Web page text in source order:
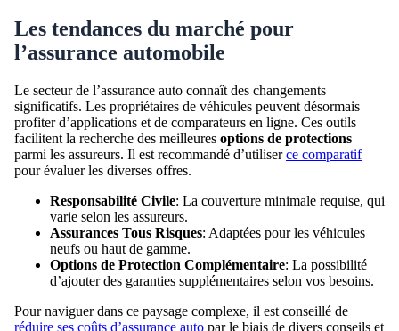
Les tendances du marché pour
l’assurance automobile
Le secteur de l’assurance auto connaît des changements
significatifs. Les propriétaires de véhicules peuvent désormais
profiter d’applications et de comparateurs en ligne. Ces outils
facilitent la recherche des meilleures options de protections
parmi les assureurs. Il est recommandé d’utiliserce comparatif
pour évaluer les diverses offres.
Responsabilité Civile: La couverture minimale requise, qui
varie selon les assureurs.
Assurances Tous Risques: Adaptées pour les véhicules
neufs ou haut de gamme.
Options de Protection Complémentaire: La possibilité
d’ajouter des garanties supplémentaires selon vos besoins.
Pour naviguer dans ce paysage complexe, il est conseillé de
réduire ses coûts d’assurance auto par le biais de divers conseils et